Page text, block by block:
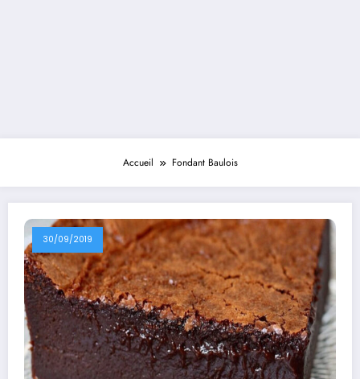
Accueil Fondant Baulois
30/09/2019